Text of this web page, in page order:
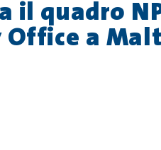
il quadro
Office a